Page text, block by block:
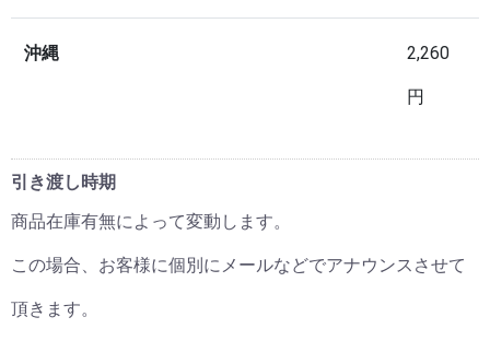
沖縄 2,260
円
引き渡し時期
商品在庫有無によって変動します。
この場合、お客様に個別にメールなどでアナウンスさせて
頂きます。